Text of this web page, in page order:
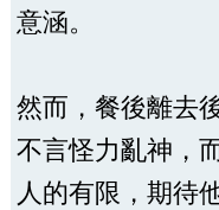
意涵。
然而，餐後離去
不言怪力亂神，
人的有限，期待